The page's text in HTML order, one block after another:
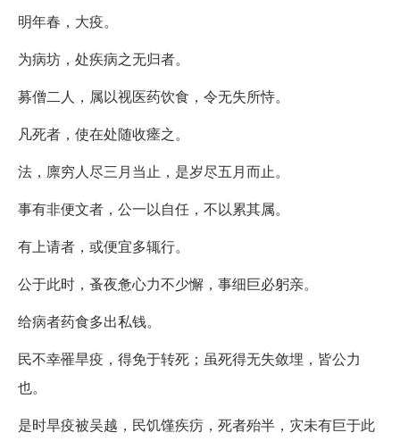
明年春，大疫。
为病坊，处疾病之无归者。
募僧二人，属以视医药饮食，令无失所恃。
凡死者，使在处随收瘗之。
法，廪穷人尽三月当止，是岁尽五月而止。
事有非便文者，公一以自任，不以累其属。
有上请者，或便宜多辄行。
公于此时，蚤夜惫心力不少懈，事细巨必躬亲。
给病者药食多出私钱。
民不幸罹旱疫，得免于转死；虽死得无失敛埋，皆公力
也。
是时旱疫被吴越，民饥馑疾疠，死者殆半，灾未有巨于此